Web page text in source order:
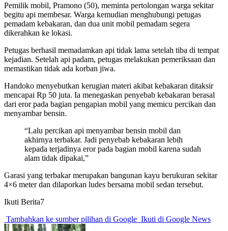
Pemilik mobil, Pramono (50), meminta pertolongan warga sekitar
begitu api membesar. Warga kemudian menghubungi petugas
pemadam kebakaran, dan dua unit mobil pemadam segera
dikerahkan ke lokasi.
Petugas berhasil memadamkan api tidak lama setelah tiba di tempat
kejadian. Setelah api padam, petugas melakukan pemeriksaan dan
memastikan tidak ada korban jiwa.
Handoko menyebutkan kerugian materi akibat kebakaran ditaksir
mencapai Rp 50 juta. Ia menegaskan penyebab kebakaran berasal
dari eror pada bagian pengapian mobil yang memicu percikan dan
menyambar bensin.
“Lalu percikan api menyambar bensin mobil dan
akhirnya terbakar. Jadi penyebab kebakaran lebih
kepada terjadinya eror pada bagian mobil karena sudah
alam tidak dipakai,”
Garasi yang terbakar merupakan bangunan kayu berukuran sekitar
4×6 meter dan dilaporkan ludes bersama mobil sedan tersebut.
Ikuti Berita7
Tambahkan ke sumber pilihan di Google Ikuti di Google News